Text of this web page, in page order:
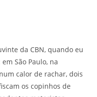
da CBN, quando eu
São Paulo, na
calor de rachar, dois
os copinhos de